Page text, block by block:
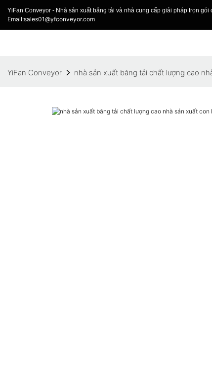
YiFan Conveyor - Nhà sản xuất băng tải và nhà cung cấp giải pháp trọn
Email:sales01@yfconveyor.com
YiFan Conveyor nhà sản xuất băng tải chất lượng cao